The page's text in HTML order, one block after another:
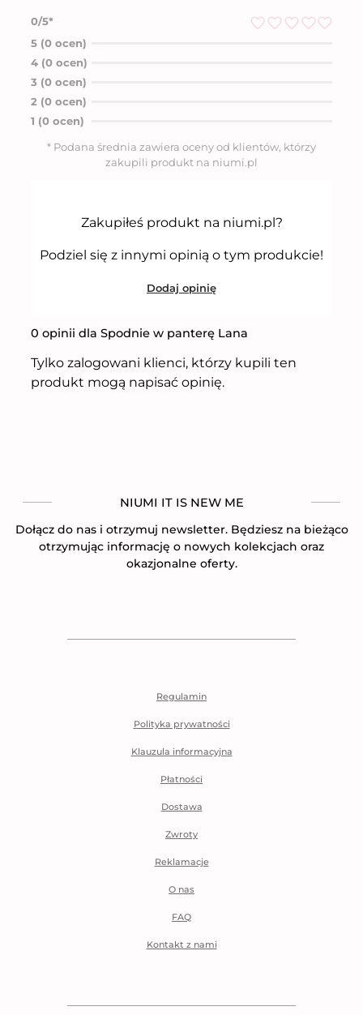
0/5*
5
n
5 (0 ocen)
4 (0 ocen)
3 (0 ocen)
2 (0 ocen)
1 (0 ocen)
* Podana średnia zawiera oceny od klientów, którzy
zakupili produkt na niumi.pl
Zakupiłeś produkt na niumi.pl?
Podziel się z innymi opinią o tym produkcie!
Dodaj opinię
0 opinii dla Spodnie w panterę Lana
Tylko zalogowani klienci, którzy kupili ten
produkt mogą napisać opinię.
NIUMI IT IS NEW ME
Dołącz do nas i otrzymuj newsletter. Będziesz na bieżąco
otrzymując informację o nowych kolekcjach oraz
okazjonalne oferty.
Regulamin
Polityka prywatności
Klauzula informacyjna
Płatności
Dostawa
Zwroty
Reklamacje
O nas
FAQ
Kontakt z nami